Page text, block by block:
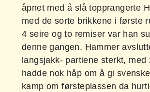
åpnet med å slå topprangerte
med de sorte brikkene i første
4 seire og to remiser var han
denne gangen. Hammer
langsjakk- partiene sterkt, med
hadde nok håp om å gi
kamp om førsteplassen da